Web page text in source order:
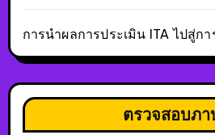
การนำผลการประเมิน ITA ไปสู่ก
ตรวจสอบภา